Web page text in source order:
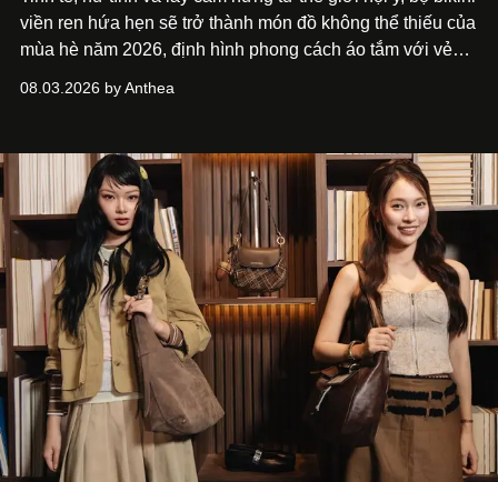
viền ren hứa hẹn sẽ trở thành món đồ không thể thiếu của
mùa hè năm 2026, định hình phong cách áo tắm với vẻ
08.03.2026 by Anthea